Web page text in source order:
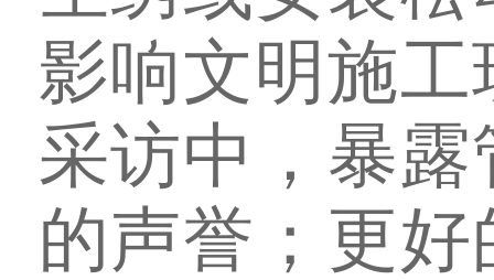
影响文明施
采访中，暴
的声誉；更